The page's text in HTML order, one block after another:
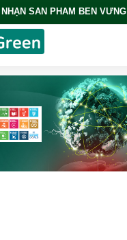
SẢN PHẨM BỀN VỮNG